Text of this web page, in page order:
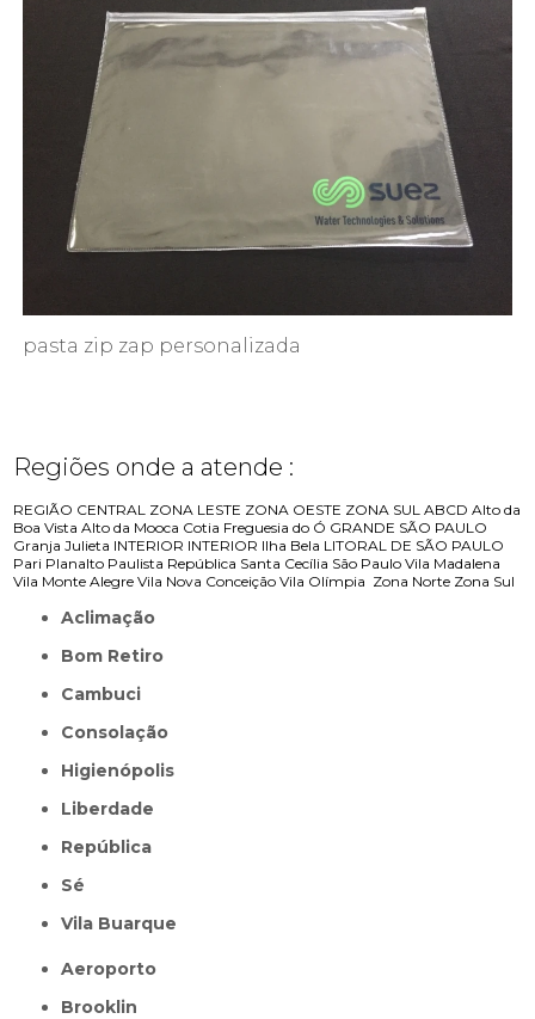
pasta zip zap personalizada
Regiões onde a atende :
REGIÃO CENTRAL ZONA LESTE ZONA OESTE ZONA SUL ABCD Alto da
Boa Vista Alto da Mooca Cotia Freguesia do Ó GRANDE SÃO PAULO
Granja Julieta INTERIOR INTERIOR Ilha Bela LITORAL DE SÃO PAULO
Pari Planalto Paulista República Santa Cecília São Paulo Vila Madalena
Vila Monte Alegre Vila Nova Conceição Vila Olímpia Zona Norte Zona Sul
Aclimação
Bom Retiro
Cambuci
Consolação
Higienópolis
Liberdade
República
Sé
Vila Buarque
Aeroporto
Brooklin